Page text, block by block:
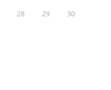
28 29 30